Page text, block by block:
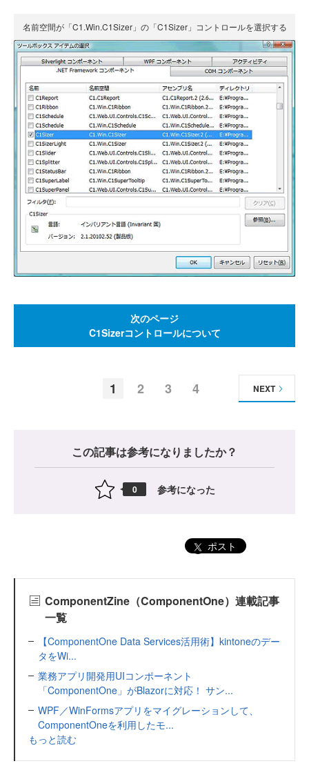
名前空間が「C1.Win.C1Sizer」の「C1Sizer」コントロールを選択する
次のページ
C1Sizerコントロールについて
1 2 3 4 NEXT
この記事は参考になりましたか？
0 参考になった
ポスト
ComponentZine（ComponentOne）連載記事
一覧
【ComponentOne Data Services活用術】kintoneのデー
タをWi...
業務アプリ開発用UIコンポーネント
「ComponentOne」がBlazorに対応！ サン...
WPF／WinFormsアプリをマイグレーションして、
ComponentOneを利用したモ...
もっと読む